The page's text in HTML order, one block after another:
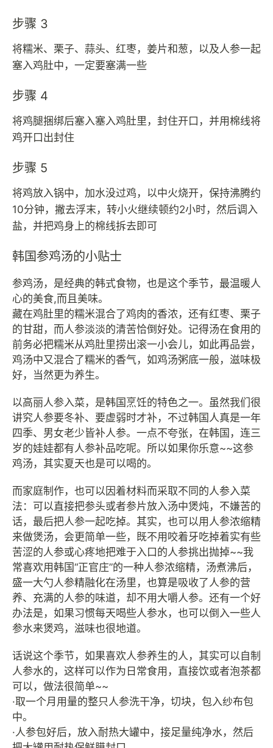
步骤 3
将糯米、栗子、蒜头、红枣，姜片和葱，以及人参一起
塞入鸡肚中，一定要塞满一些
步骤 4
将鸡腿捆绑后塞入塞入鸡肚里，封住开口，并用棉线将
鸡开口出封住
步骤 5
将鸡放入锅中，加水没过鸡，以中火烧开，保持沸腾约
10分钟，撇去浮末，转小火继续顿约2小时，然后调入
盐，并把鸡身上的棉线拆去即可
韩国参鸡汤的小贴士
参鸡汤，是经典的韩式食物，也是这个季节，最温暖人
心的美食,而且美味。
藏在鸡肚里的糯米混合了鸡肉的香浓，还有红枣、栗子
的甘甜，而人参淡淡的清苦恰倒好处。记得汤在食用的
前务必把糯米从鸡肚里捞出滚一小会儿，如此再品尝，
鸡汤中又混合了糯米的香气，如鸡汤粥底一般，滋味极
好，当然更为养生。
以高丽人参入菜，是韩国烹饪的特色之一。虽然我们很
讲究人参要冬补、要虚弱时才补，不过韩国人真是一年
四季、男女老少皆补人参。一点不夸张，在韩国，连三
岁的娃娃都有人参补品吃呢。所以如果你乐意~~这参
鸡汤，其实夏天也是可以喝的。
而家庭制作，也可以因着材料而采取不同的人参入菜
法：可以直接把参头或者参片放入汤中煲炖，不嫌苦的
话，最后把人参一起吃掉。其实，也可以用人参浓缩精
来做煲汤，会更简单一些，既不用咬着牙吃掉着实有些
苦涩的人参或心疼地把难于入口的人参挑出抛掉~~我
常喜欢用韩国“正官庄”的一种人参浓缩精，汤煮沸后，
盛一大勺人参精融化在汤里，也算是吸收了人参的营
养、充满的人参的味道，却不用大嚼人参。还有一个好
办法是，如果习惯每天喝些人参水，也可以倒入一些人
参水来煲鸡，滋味也很地道。
话说这个季节，如果喜欢人参养生的人，其实可以自制
人参水的，这样可以作为日常食用，直接饮或者泡茶都
可以，做法很简单~~
·取一个月用量的整只人参洗干净，切块，包入纱布包
中。
·人参包好后，放入耐热大罐中，接足量纯净水，然后